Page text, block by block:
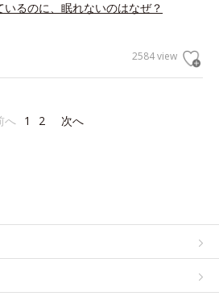
いるのに、眠れないのはなぜ？
2584 view
へ 1 2 次へ